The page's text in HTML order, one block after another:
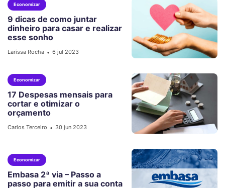
Economizar
9 dicas de como juntar
dinheiro para casar e realizar
esse sonho
Larissa Rocha • 6 jul 2023
Economizar
17 Despesas mensais para
cortar e otimizar o
orçamento
Carlos Terceiro • 30 jun 2023
Economizar
Embasa 2ª via – Passo a
passo para emitir a sua conta